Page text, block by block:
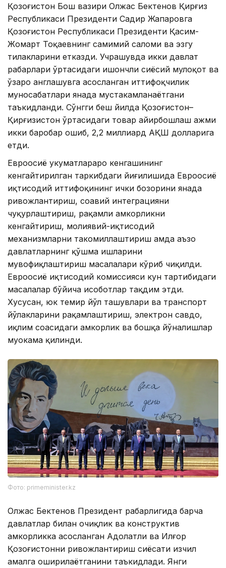
Қозоғистон Бош вазири Олжас Бектенов Қирғиз
Республикаси Президенти Садир Жапаровга
Қозоғистон Республикаси Президенти Қасим-
Жомарт Тоқаевнинг самимий саломи ва эзгу
тилакларини етказди. Учрашувда икки давлат
раҳбарлари ўртасидаги ишончли сиёсий мулоқот ва
ўзаро англашувга асосланган иттифоқчилик
муносабатлари янада мустаҳкамланаётгани
таъкидланди. Сўнгги беш йилда Қозоғистон–
Қирғизистон ўртасидаги товар айирбошлаш ҳажми
икки баробар ошиб, 2,2 миллиард АҚШ долларига
етди.
Евроосиё ҳукуматлараро кенгашининг
кенгайтирилган таркибдаги йиғилишида Евроосиё
иқтисодий иттифоқининг ички бозорини янада
ривожлантириш, соҳавий интеграцияни
чуқурлаштириш, рақамли ҳамкорликни
кенгайтириш, молиявий-иқтисодий
механизмларни такомиллаштириш ҳамда аъзо
давлатларнинг қўшма ишларини
мувофиқлаштириш масалалари кўриб чиқилди.
Евроосиё иқтисодий комиссияси кун тартибидаги
масалалар бўйича ҳисоботлар тақдим этди.
Хусусан, юк темир йўл ташувлари ва транспорт
йўлакларини рақамлаштириш, электрон савдо,
иқлим соҳасидаги ҳамкорлик ва бошқа йўналишлар
муҳокама қилинди.
Фото: primeminister.kz
Олжас Бектенов Президент раҳбарлигида барча
давлатлар билан очиқлик ва конструктив
ҳамкорликка асосланган Адолатли ва Илғор
Қозоғистонни ривожлантириш сиёсати изчил
амалга оширилаётганини таъкидлади. Янги